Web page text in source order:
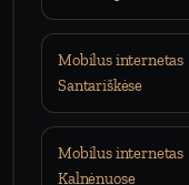
Mobilus internetas
Santariškėse
Mobilus internetas
Kalnėnuose